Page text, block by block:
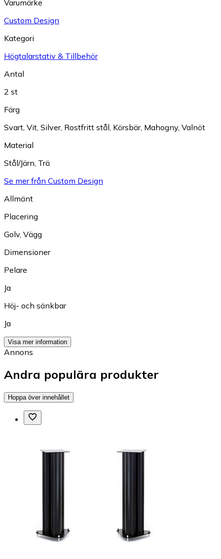
Varumärke
Custom Design
Kategori
Högtalarstativ & Tillbehör
Antal
2 st
Färg
Svart Vit Silver, Rostfritt stål Körsbär, Mahogny, Valnöt
Material
Stål/Järn Trä
Se mer från Custom Design
Allmänt
Placering
Golv, Vägg
Dimensioner
Pelare
Ja
Höj- och sänkbar
Ja
Visa mer information
Annons
Andra populära produkter
Hoppa över innehållet